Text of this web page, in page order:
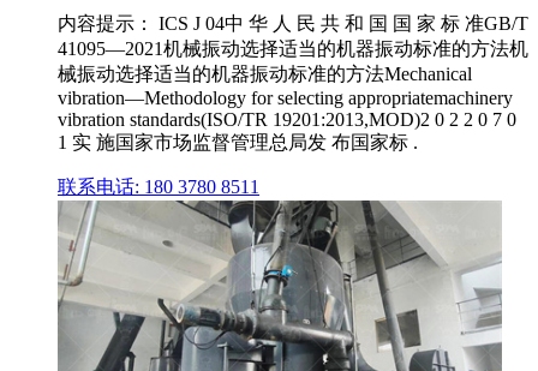
内容提示： ICS J 04中 华 人 民 共 和 国 国 家 标 准GB/T
41095—2021机械振动选择适当的机器振动标准的方法机
械振动选择适当的机器振动标准的方法Mechanical
vibration—Methodology for selecting appropriatemachinery
vibration standards(ISO/TR 19201:2013,MOD)2 0 2 2 0 7 0
1 实 施国家市场监督管理总局发 布国家标 .
联系电话: 180 3780 8511